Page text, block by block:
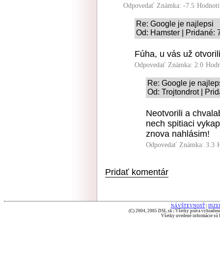
Odpovedať Známka: -7.5
Re: Google je najlepsi
Od: Hamster | Pridané:
Fúha, u vás už
Odpovedať Známka: 2.0
Re: Google je
Od: Trojtondrot |
Neotvorili a
nech spitiaci
znova nahlásim!
Odpovedať Známka: 3.3
Pridať komentár
NÁVŠTEVNOSŤ
(C) 2004, 2005 DSL.sk | Všetky práva
Všetky uvedené informácie sú